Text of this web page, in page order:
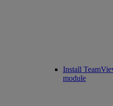
Install
module